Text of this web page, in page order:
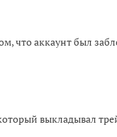
что аккаунт был
выкладывал